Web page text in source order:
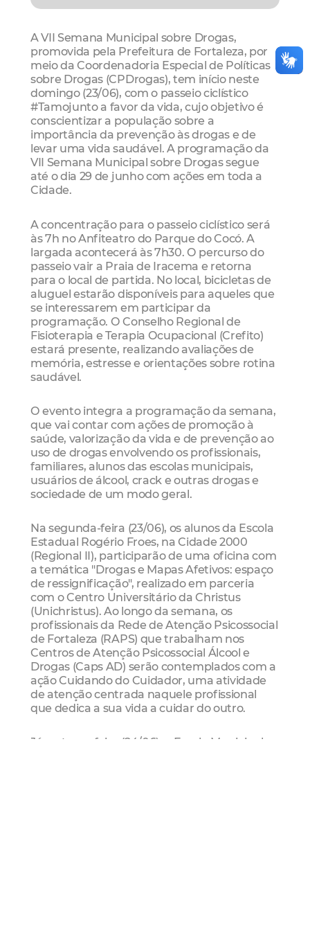
A VII Semana Municipal sobre Drogas,
promovida pela Prefeitura de Fortaleza, por
meio da Coordenadoria Especial de Políticas
sobre Drogas (CPDrogas), tem início neste
domingo (23/06), com o passeio ciclístico
#Tamojunto a favor da vida, cujo objetivo é
conscientizar a população sobre a
importância da prevenção às drogas e de
levar uma vida saudável. A programação da
VII Semana Municipal sobre Drogas segue
até o dia 29 de junho com ações em toda a
Cidade.
A concentração para o passeio ciclístico será
às 7h no Anfiteatro do Parque do Cocó. A
largada acontecerá às 7h30. O percurso do
passeio vair a Praia de Iracema e retorna
para o local de partida. No local, bicicletas de
aluguel estarão disponíveis para aqueles que
se interessarem em participar da
programação. O Conselho Regional de
Fisioterapia e Terapia Ocupacional (Crefito)
estará presente, realizando avaliações de
memória, estresse e orientações sobre rotina
saudável.
O evento integra a programação da semana,
que vai contar com ações de promoção à
saúde, valorização da vida e de prevenção ao
uso de drogas envolvendo os profissionais,
familiares, alunos das escolas municipais,
usuários de álcool, crack e outras drogas e
sociedade de um modo geral.
Na segunda-feira (23/06), os alunos da Escola
Estadual Rogério Froes, na Cidade 2000
(Regional II), participarão de uma oficina com
a temática "Drogas e Mapas Afetivos: espaço
de ressignificação", realizado em parceria
com o Centro Universitário da Christus
(Unichristus). Ao longo da semana, os
profissionais da Rede de Atenção Psicossocial
de Fortaleza (RAPS) que trabalham nos
Centros de Atenção Psicossocial Álcool e
Drogas (Caps AD) serão contemplados com a
ação Cuidando do Cuidador, uma atividade
de atenção centrada naquele profissional
que dedica a sua vida a cuidar do outro.
Já na terça-feira (24/06), a Escola Municipal